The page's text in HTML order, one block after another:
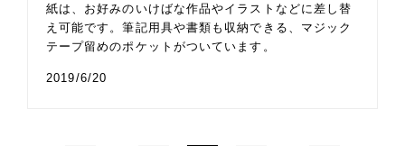
紙は、お好みのいけばな作品やイラストなどに差し替
え可能です。筆記用具や書類も収納できる、マジック
テープ留めのポケットがついています。
2019/6/20